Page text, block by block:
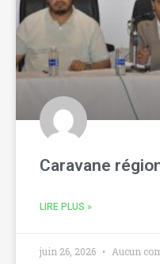
Caravane
LIRE PLUS »
juin 26, 2026 Aucun